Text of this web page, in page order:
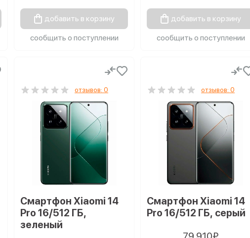
добавить в корзину
сообщить о поступлении
добавить в корзину
сообщить о поступлении
отзывов: 0
Смартфон Xiaomi 14
Pro 16/512 ГБ,
зеленый
отзывов: 0
Смартфон Xiaomi 14
Pro 16/512 ГБ, серый